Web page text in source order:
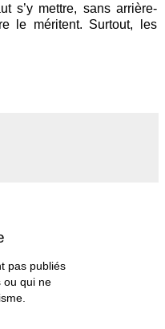
s’y mettre, sans arrière-
le méritent. Surtout, les
pas publiés
ou qui ne